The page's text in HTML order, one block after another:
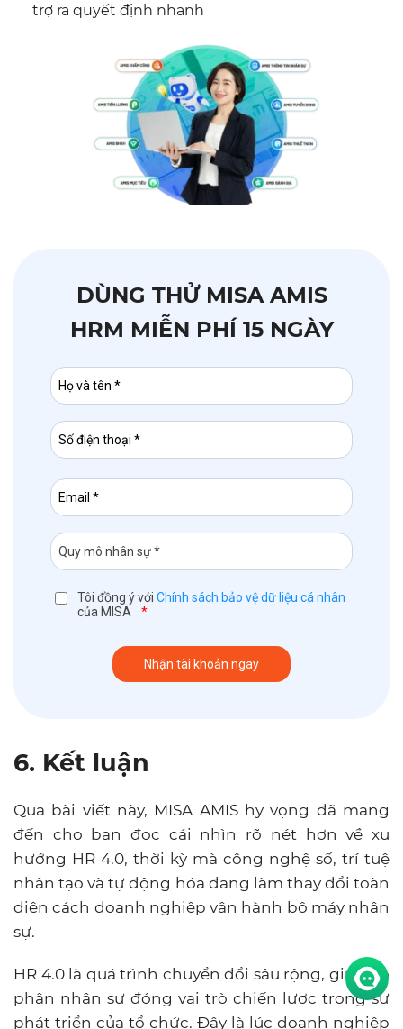
trợ ra quyết định nhanh
DÙNG THỬ MISA AMIS
HRM MIỄN PHÍ 15 NGÀY
Tôi đồng ý với Chính sách bảo vệ dữ liệu cá nhân
của MISA
*
6. Kết luận
Qua bài viết này, MISA AMIS hy vọng đã mang
đến cho bạn đọc cái nhìn rõ nét hơn về xu
hướng HR 4.0, thời kỳ mà công nghệ số, trí tuệ
nhân tạo và tự động hóa đang làm thay đổi toàn
diện cách doanh nghiệp vận hành bộ máy nhân
sự.
HR 4.0 là quá trình chuyển đổi sâu rộng, giúp bộ
phận nhân sự đóng vai trò chiến lược trong sự
phát triển của tổ chức. Đây là lúc doanh nghiệp